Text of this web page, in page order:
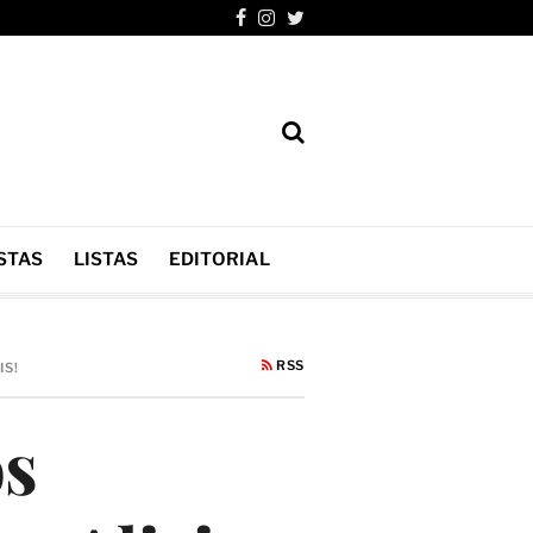
LISTAS EDITORIAL
RSS